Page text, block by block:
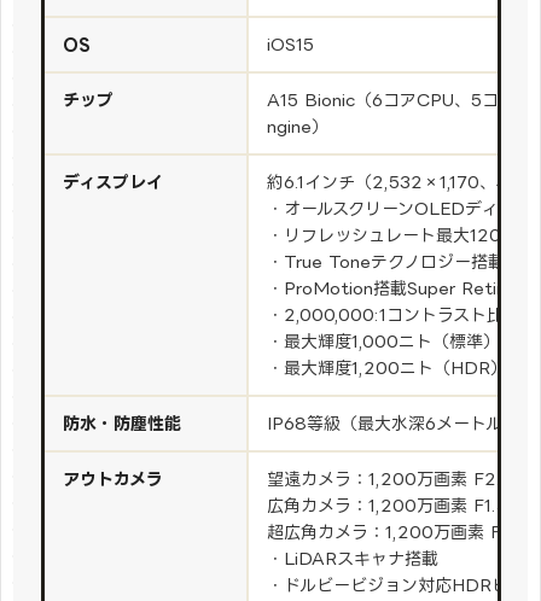
OS iOS15
チップ
A15 Bionic（6コアCPU、5コア
ngine）
ディスプレイ
約6.1インチ（2,532×1,170、
・オールスクリーンOLEDディスプ
・リフレッシュレート最大120Hz
・True Toneテクノロジー搭載
・ProMotion搭載Super Retina
・2,000,000:1コントラスト比（標
・最大輝度1,000ニト（標準）
・最大輝度1,200ニト（HDR）
防水・防塵性能 IP68等級（最大水深6メートルで
アウトカメラ
望遠カメラ：1,200万画素 F2.8（
広角カメラ：1,200万画素 F1.5（1
超広角カメラ：1,200万画素 F1.8
・LiDARスキャナ搭載
・ドルビービジョン対応HDRビ